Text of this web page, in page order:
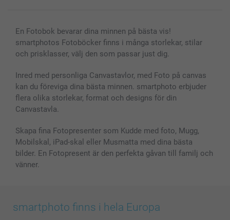
En Fotobok bevarar dina minnen på bästa vis!
smartphotos Fotoböcker finns i många storlekar, stilar
och prisklasser, välj den som passar just dig.
Inred med personliga Canvastavlor, med Foto på canvas
kan du föreviga dina bästa minnen. smartphoto erbjuder
flera olika storlekar, format och designs för din
Canvastavla.
Skapa fina Fotopresenter som Kudde med foto, Mugg,
Mobilskal, iPad-skal eller Musmatta med dina bästa
bilder. En Fotopresent är den perfekta gåvan till familj och
vänner.
smartphoto finns i hela Europa